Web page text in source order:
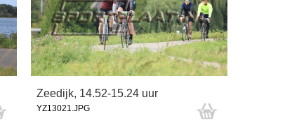
Zeedijk, 14.52-15.24 uur
YZ13021.JPG